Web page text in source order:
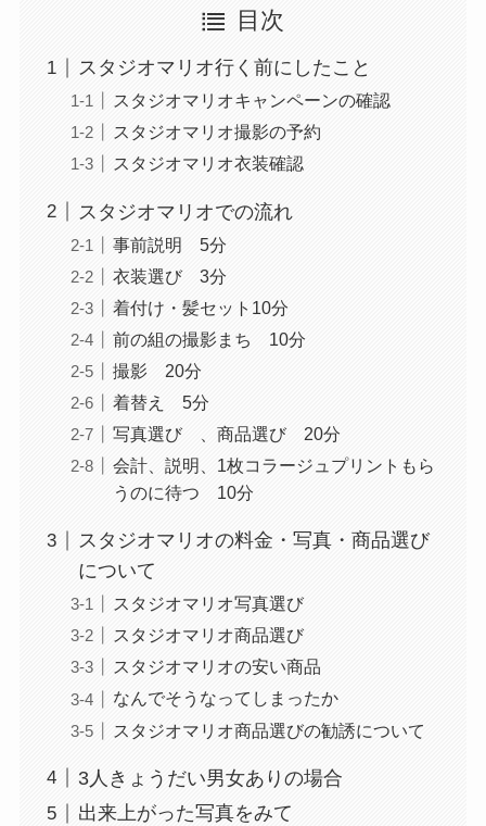
目次
スタジオマリオ行く前にしたこと
スタジオマリオキャンペーンの確認
スタジオマリオ撮影の予約
スタジオマリオ衣装確認
スタジオマリオでの流れ
事前説明 5分
衣装選び 3分
着付け・髪セット10分
前の組の撮影まち 10分
撮影 20分
着替え 5分
写真選び 、商品選び 20分
会計、説明、1枚コラージュプリントもら
うのに待つ 10分
スタジオマリオの料金・写真・商品選び
について
スタジオマリオ写真選び
スタジオマリオ商品選び
スタジオマリオの安い商品
なんでそうなってしまったか
スタジオマリオ商品選びの勧誘について
3人きょうだい男女ありの場合
出来上がった写真をみて